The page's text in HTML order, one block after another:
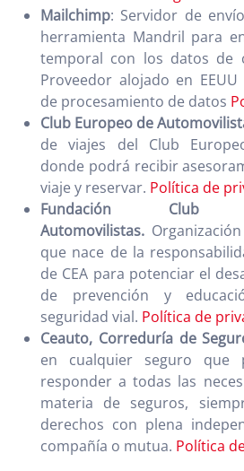
Mailchimp: Servidor de
herramienta Mandril para
temporal con los datos de
Proveedor alojado en
de procesamiento de datos
Club Europeo de
de viajes del Club
donde podrá recibir
viaje y reservar. Política de
Fundación Club
Automovilistas.
que nace de la
de CEA para potenciar el
de prevención y
seguridad vial. Política de
Ceauto, Correduría de
en cualquier seguro que
responder a todas las
materia de seguros,
derechos con plena
compañía o mutua. Política